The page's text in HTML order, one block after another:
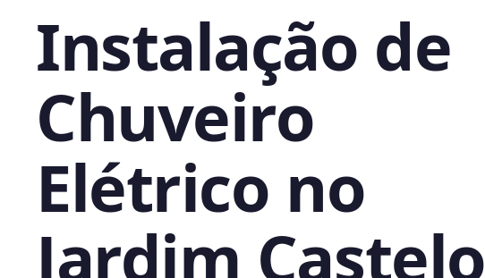
Instalação de
Chuveiro
Elétrico no
Jardim Castelo